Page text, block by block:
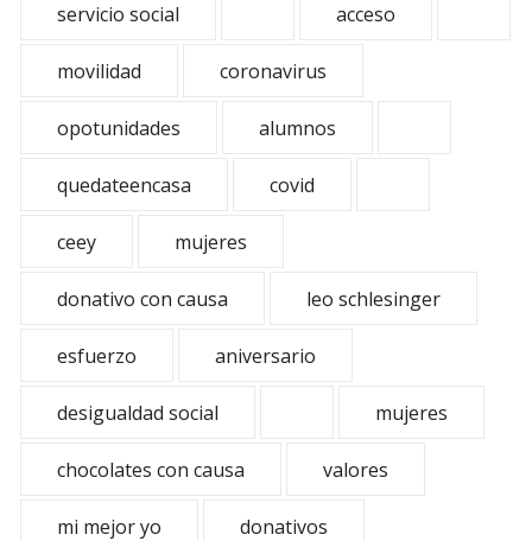
servicio social acceso
movilidad coronavirus
opotunidades alumnos
quedateencasa covid
ceey mujeres
donativo con causa leo schlesinger
esfuerzo aniversario
desigualdad social mujeres
chocolates con causa valores
mi mejor yo donativos